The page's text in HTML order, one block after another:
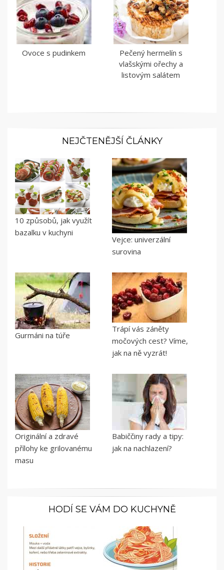
Ovoce s pudinkem
Pečený hermelín s
vlašskými ořechy a
listovým salátem
NEJČTENĚJŠÍ ČLÁNKY
10 způsobů, jak využít
bazalku v kuchyni
Vejce: univerzální
surovina
Gurmáni na túře
Trápí vás záněty
močových cest? Víme,
jak na ně vyzrát!
Originální a zdravé
přílohy ke grilovanému
masu
Babiččiny rady a tipy:
jak na nachlazení?
HODÍ SE VÁM DO KUCHYNĚ